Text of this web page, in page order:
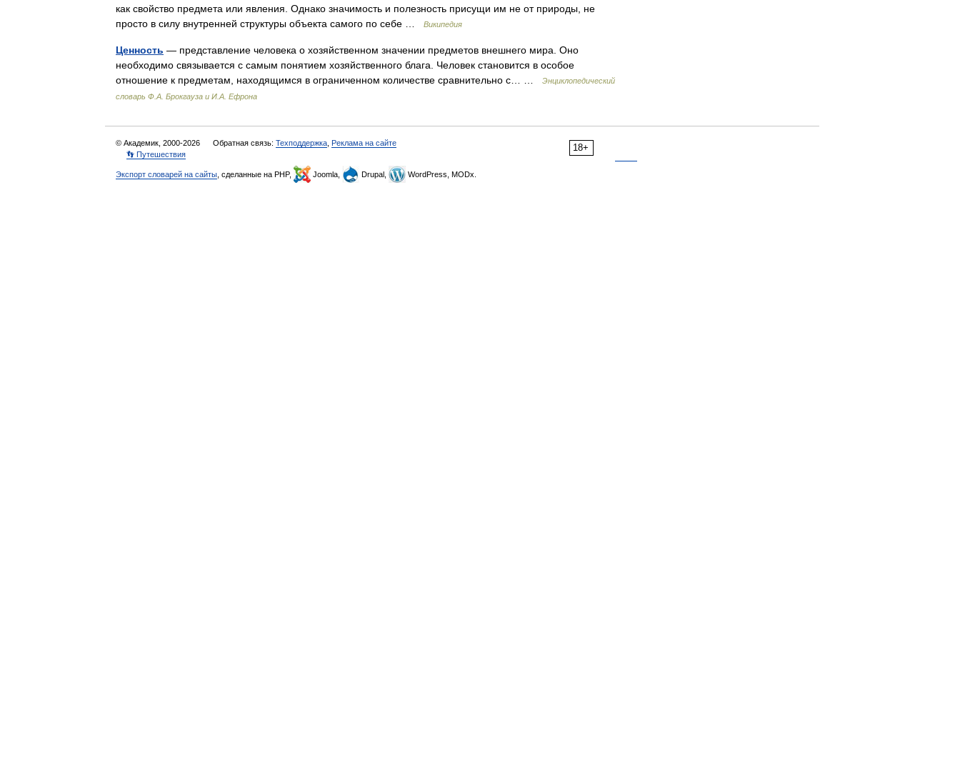
как свойство предмета или явления. Однако значимость и полезность присущи им не от природы, не
просто в силу внутренней структуры объекта самого по себе …
Википедия
Ценность — представление человека о хозяйственном значении предметов внешнего мира. Оно
необходимо связывается с самым понятием хозяйственного блага. Человек становится в особое
отношение к предметам, находящимся в ограниченном количестве сравнительно с… …
Энциклопедический
словарь Ф.А. Брокгауза и И.А. Ефрона
18+
© Академик, 2000-2026 Обратная связь: Техподдержка Реклама на сайте
👣 Путешествия
Экспорт словарей на сайты , сделанные на PHP, Joomla, Drupal, WordPress, MODx.